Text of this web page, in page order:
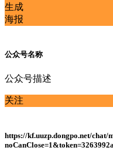
生成
海报
公众号名称
公众号描述
关注
https://kf.uuzp.dongpo.net/chat/